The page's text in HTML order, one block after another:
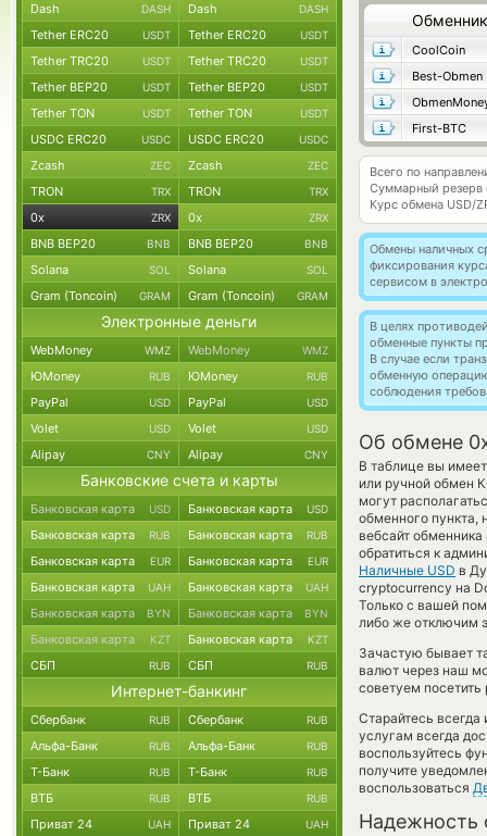
Обменник
CoolCoin
Best-Obmen
First-BTC
Всего по
Суммарный резерв
Курс обмена USD/
Обмены наличных
фиксирования
сервисом в
В целях
обменные пункты
В случае если
обменную
соблюдения
Об обмене
В таблице вы
или ручной обмен
могут
обменного пункта,
вебсайт
обратиться к
Наличные USD в
cryptocurrency на
Только с вашей
либо же отключим
Зачастую бывает
валют через наш
советуем посетить
Старайтесь всегда
услугам всегда
воспользуйтесь
получите
воспользоваться
Надежность
Dash DASH Dash DASH
Tether ERC20 USDT Tether ERC20 USDT
Tether TRC20 USDT Tether TRC20 USDT
Tether BEP20 USDT Tether BEP20 USDT
Tether TON USDT Tether TON USDT
USDC ERC20 USDC USDC ERC20 USDC
Zcash ZEC Zcash ZEC
TRON TRX TRON TRX
0x ZRX 0x ZRX
BNB BEP20 BNB BNB BEP20 BNB
Solana SOL Solana SOL
Gram (Toncoin) GRAM Gram (Toncoin) GRAM
Электронные деньги
WebMoney WMZ WebMoney WMZ
ЮMoney RUB ЮMoney RUB
PayPal USD PayPal USD
Volet USD Volet USD
Alipay CNY Alipay CNY
Банковские счета и карты
Банковская карта USD Банковская карта USD
Банковская карта RUB Банковская карта RUB
Банковская карта EUR Банковская карта EUR
Банковская карта UAH Банковская карта UAH
Банковская карта BYN Банковская карта BYN
Банковская карта KZT Банковская карта KZT
СБП RUB СБП RUB
Интернет-банкинг
Сбербанк RUB Сбербанк RUB
Альфа-Банк RUB Альфа-Банк RUB
Т-Банк RUB Т-Банк RUB
ВТБ RUB ВТБ RUB
Приват 24 UAH Приват 24 UAH